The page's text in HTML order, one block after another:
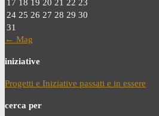
17 18 19 20 21 22 23
24 25 26 27 28 29 30
31
← Mag
iniziative
Progetti e Iniziative passati e in essere
cerca per